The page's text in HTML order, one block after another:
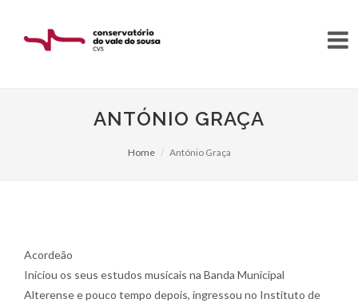
ANTÓNIO GRAÇA
Home António Graça
Acordeão
Iniciou os seus estudos musicais na Banda Municipal
Alterense e pouco tempo depois, ingressou no Instituto de